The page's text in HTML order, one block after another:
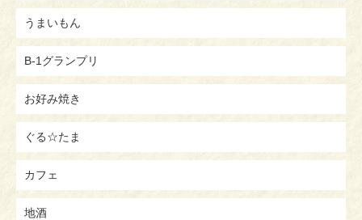
うまいもん
B-1グランプリ
お好み焼き
ぐる☆たま
カフェ
地酒